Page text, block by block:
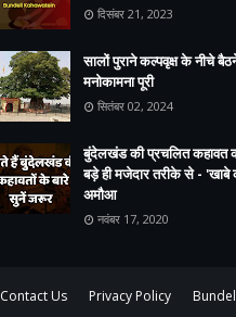
दिसंबर 21, 2023
सालों पुराने कल्पवृक्ष के नीचे
मनोकामना पूरी
सितंबर 02, 2024
बुंदेलखंड की प्रचलित कहावत
बड़े ही मजेदार तरीके से -
अमौआ
नवंबर 17, 2020
Contact Us Privacy Policy